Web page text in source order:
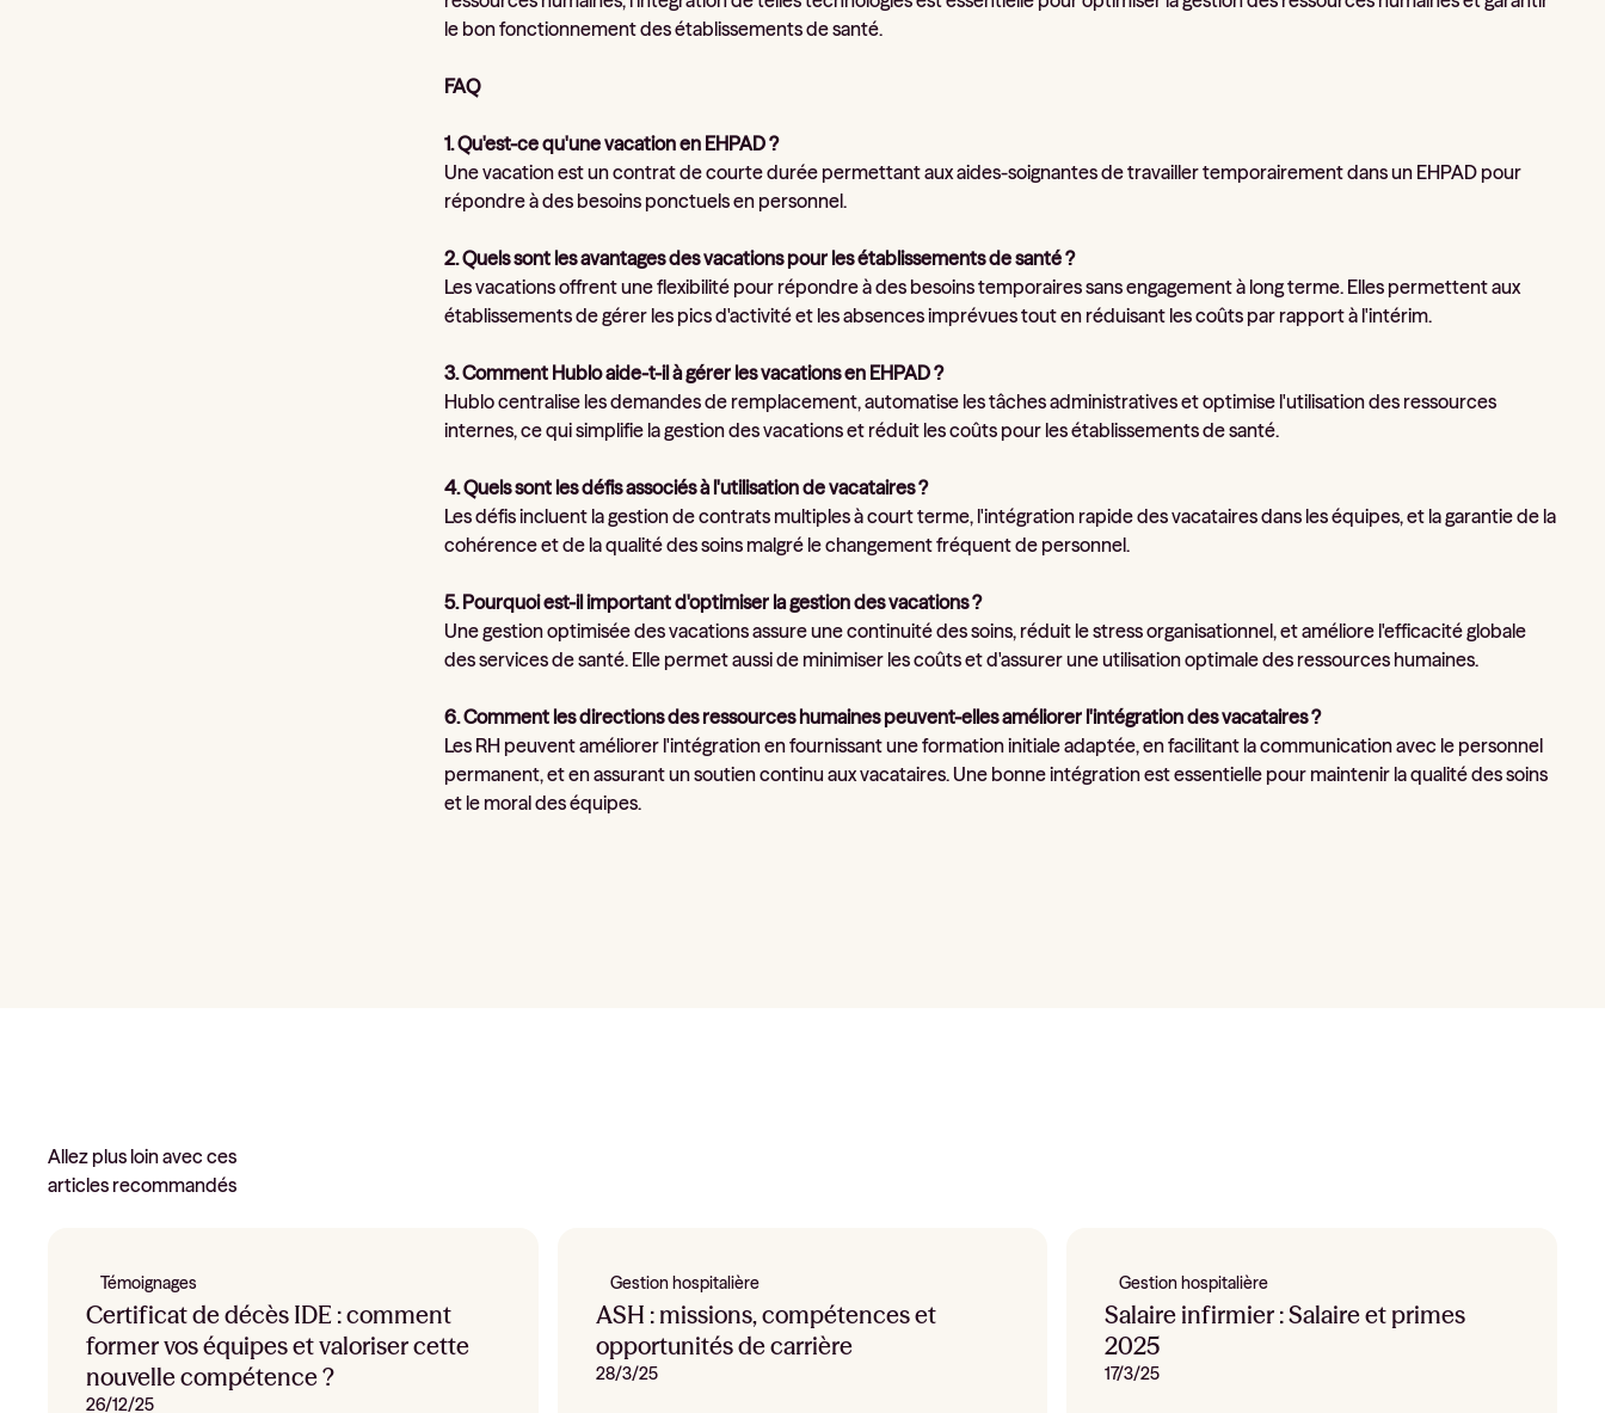
le bon fonctionnement des établissements de santé.
FAQ
1. Qu'est-ce qu'une vacation en EHPAD ?
Une vacation est un contrat de courte durée permettant aux aides-soignantes de travailler temporairement dans un EHPAD pour
répondre à des besoins ponctuels en personnel.
2. Quels sont les avantages des vacations pour les établissements de santé ?
Les vacations offrent une flexibilité pour répondre à des besoins temporaires sans engagement à long terme. Elles permettent aux
établissements de gérer les pics d'activité et les absences imprévues tout en réduisant les coûts par rapport à l'intérim.
3. Comment Hublo aide-t-il à gérer les vacations en EHPAD ?
Hublo centralise les demandes de remplacement, automatise les tâches administratives et optimise l'utilisation des ressources
internes, ce qui simplifie la gestion des vacations et réduit les coûts pour les établissements de santé.
4. Quels sont les défis associés à l'utilisation de vacataires ?
Les défis incluent la gestion de contrats multiples à court terme, l'intégration rapide des vacataires dans les équipes, et la garantie de la
cohérence et de la qualité des soins malgré le changement fréquent de personnel.
5. Pourquoi est-il important d'optimiser la gestion des vacations ?
Une gestion optimisée des vacations assure une continuité des soins, réduit le stress organisationnel, et améliore l'efficacité globale
des services de santé. Elle permet aussi de minimiser les coûts et d'assurer une utilisation optimale des ressources humaines.
6. Comment les directions des ressources humaines peuvent-elles améliorer l'intégration des vacataires ?
Les RH peuvent améliorer l'intégration en fournissant une formation initiale adaptée, en facilitant la communication avec le personnel
permanent, et en assurant un soutien continu aux vacataires. Une bonne intégration est essentielle pour maintenir la qualité des soins
et le moral des équipes.
Allez plus loin avec ces
articles recommandés
Témoignages
Certificat de décès IDE : comment
former vos équipes et valoriser cette
nouvelle compétence ?
26/12/25
Gestion hospitalière
ASH : missions, compétences et
opportunités de carrière
28/3/25
Gestion hospitalière
Salaire infirmier : Salaire et primes
2025
17/3/25